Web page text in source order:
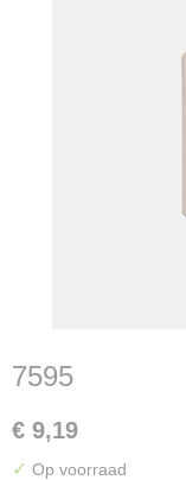
7595
€ 9,19
✓ Op voorraad